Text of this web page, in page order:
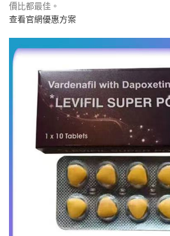
價比都最佳。
查看官網優惠方案